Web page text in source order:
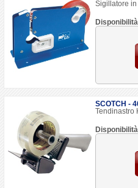
Sigillatore
SCOTCH -
Tendinastro